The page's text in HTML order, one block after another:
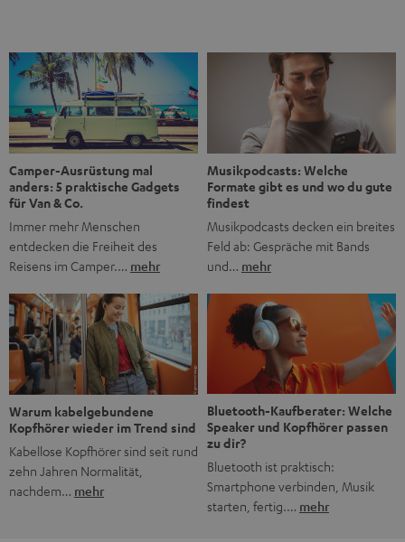
1956 begleitet das Magazin Jugendliche durch Rock und
Pop, kleine Schwärmereien und große Fragen. Zum 70.
Jubiläum werfen wir einen Blick zurück. Vom Filmheft zur
Jugendmarke: Wie die BRAVO ihren Ton fand Als die […]
Camper-Ausrüstung mal
anders: 5 praktische Gadgets
für Van & Co.
Immer mehr Menschen
entdecken die Freiheit des
Reisens im Camper.… mehr
Musikpodcasts: Welche
Formate gibt es und wo du gute
findest
Musikpodcasts decken ein breites
Feld ab: Gespräche mit Bands
und… mehr
Warum kabelgebundene
Kopfhörer wieder im Trend sind
Kabellose Kopfhörer sind seit rund
zehn Jahren Normalität,
nachdem… mehr
Bluetooth-Kaufberater: Welche
Speaker und Kopfhörer passen
zu dir?
Bluetooth ist praktisch:
Smartphone verbinden, Musik
starten, fertig.… mehr